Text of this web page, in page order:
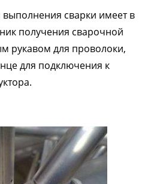
сварки имеет в
получения сварочной
рукавом для проволоки,
для подключения к